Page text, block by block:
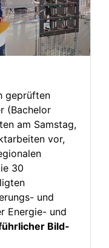
geprüften
(Bachelor
am Samstag,
vor,
30
und
Energie- und
Bild­